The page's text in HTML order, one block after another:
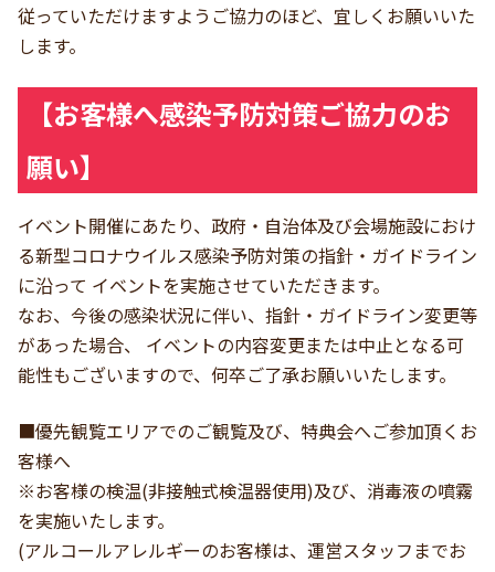
従っていただけますようご協力のほど、宜しくお願いいた
します。
【お客様へ感染予防対策ご協力のお
願い】
イベント開催にあたり、政府・自治体及び会場施設におけ
る新型コロナウイルス感染予防対策の指針・ガイドライン
に沿って イベントを実施させていただきます。
なお、今後の感染状況に伴い、指針・ガイドライン変更等
があった場合、 イベントの内容変更または中止となる可
能性もございますので、何卒ご了承お願いいたします。
■優先観覧エリアでのご観覧及び、特典会へご参加頂くお
客様へ
※お客様の検温(非接触式検温器使用)及び、消毒液の噴霧
を実施いたします。
(アルコールアレルギーのお客様は、運営スタッフまでお